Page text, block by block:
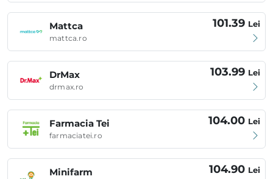
Mattca
mattca.ro
101.39 Lei
DrMax
drmax.ro
103.99 Lei
Farmacia Tei
farmaciatei.ro
104.00 Lei
Minifarm 104.90 Lei